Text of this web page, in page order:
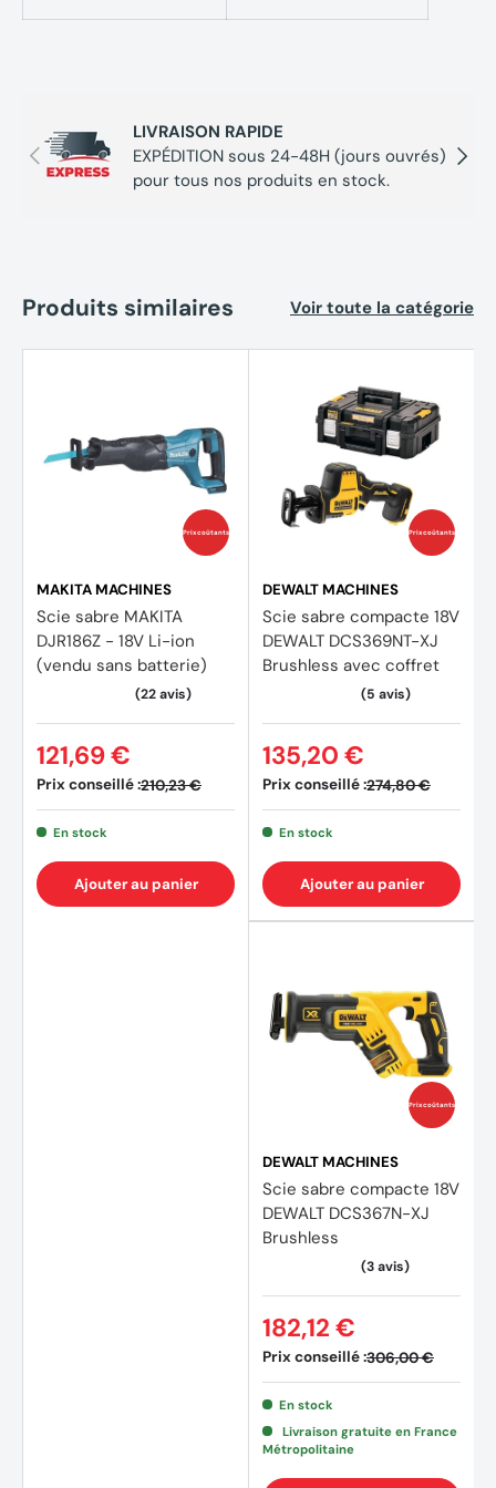
Précédent
LIVRAISON RAPIDE
EXPÉDITION sous 24-48H (jours ouvrés)
pour tous nos produits en stock.
Produits similaires Voir toute la catégorie
Prix coûtants
MAKITA MACHINES
Scie sabre MAKITA
DJR186Z - 18V Li-ion
(vendu sans batterie)
Prix conseillé :210,23 €
121,69 €
En stock
Ajouter au panier
Prix coûtants
DEWALT MACHINES
Scie sabre compacte 18V
DEWALT DCS369NT-XJ
Brushless avec coffret
(5
Prix conseillé :274,80 €
135,20 €
En stock
Ajouter au panier
Prix coûtants
DEWALT MACHINES
Scie sabre compacte 18V
DEWALT DCS367N-XJ
Brushless
Prix conseillé :306,00 €
182,12 €
En stock
Livraison gratuite en France
Métropolitaine